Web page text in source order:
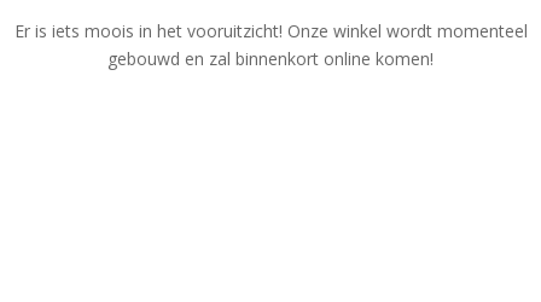
Er is iets moois in het vooruitzicht! Onze winkel wordt momenteel
gebouwd en zal binnenkort online komen!